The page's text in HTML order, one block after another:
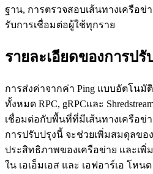
ฐาน, การตรวจสอบเส้นทางเครือ
รับการเชื่อมต่อผู้ใช้ทุกราย
รายละเอียดของการปรั
การส่งค่าจากค่า Ping แบบอัตโน
ทั้งหมด RPC, gRPCและ
เชื่อมต่อกับพื้นที่ที่มีเส้นทางเครือข่
การปรับปรุงนี้ จะช่วยเพิ่มสมดุลขอ
ประสิทธิภาพของเครือข่าย และเ
ใน เอเอ็มเอส และ เอฟอาร์เอ โหน